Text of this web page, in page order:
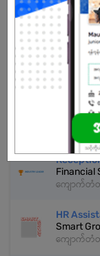
နောက်ထပ်အလ
Office
ကျောက်တံ
Financial
ကျောက်တံ
HR
Smart
ကျောက်တံ